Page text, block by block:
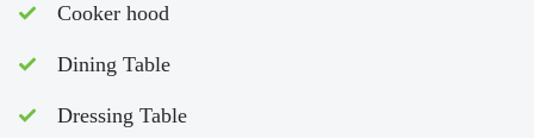
Cooker hood
Dining Table
Dressing Table